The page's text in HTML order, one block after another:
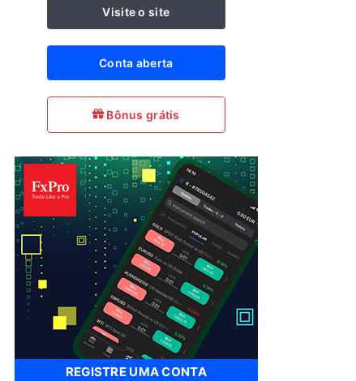
Visite o site
Conta aberta
Bônus grátis
REGISTRE UMA CONTA